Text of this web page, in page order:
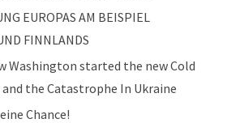
EUROPAS AM BEISPIEL
FINNLANDS
Washington started the new Cold
and the Catastrophe In Ukraine
Chance!